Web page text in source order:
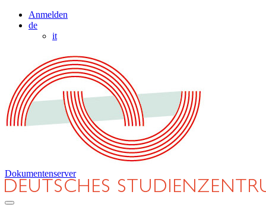
Anmelden
de
it
Dokumentenserver